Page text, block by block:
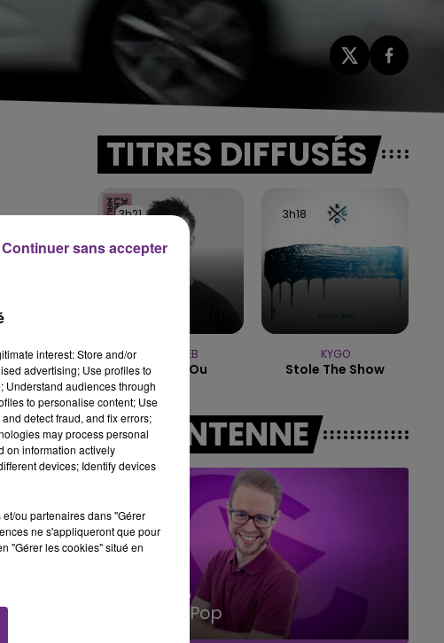
10h00 - 14h00
LE TICKET DE CAISSE
via
TITRES DIFFUSÉS
3h21
3h21
JULIEN LIEB
Dis-Moi Ou
3h18
3h18
KYGO
Stole The Show
A L'ANTENNE
14h00 - 15h00
La Radio Pop
interest: Store and/or
advertising; Use profiles to
Understand audiences through
to personalise content; Use
detect fraud, and fix errors;
may process personal
on information actively
devices; Identify devices
ou partenaires dans "Gérer
ne s'appliqueront que pour
"Gérer les cookies" situé en
Continuer sans accepter